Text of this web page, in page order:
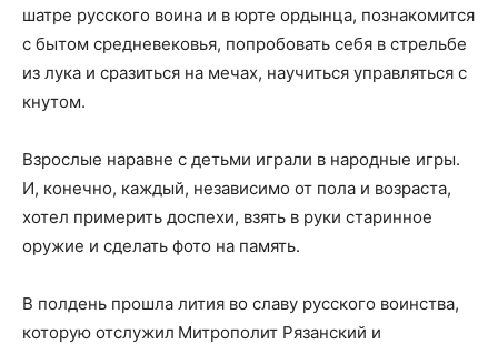
шатре русского воина и в юрте ордынца, познакомится
с бытом средневековья, попробовать себя в стрельбе
из лука и сразиться на мечах, научиться управляться с
кнутом.
Взрослые наравне с детьми играли в народные игры.
И, конечно, каждый, независимо от пола и возраста,
хотел примерить доспехи, взять в руки старинное
оружие и сделать фото на память.
В полдень прошла лития во славу русского воинства,
которую отслужил Митрополит Рязанский и